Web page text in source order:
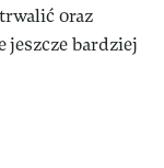
oraz
jeszcze bardziej